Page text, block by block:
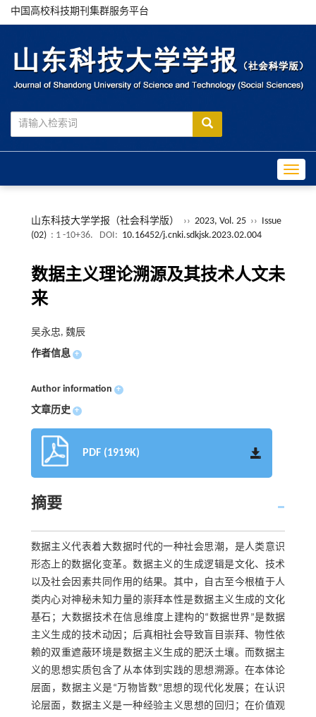
中国高校科技期刊集群服务平台
山东科技大学学报（社会科学版） ›› 2023, Vol. 25 ›› Issue
(02) : 1 -10+36. DOI: 10.16452/j.cnki.sdkjsk.2023.02.004
数据主义理论溯源及其技术人文未
来
吴永忠, 魏辰
作者信息 +
Author information +
文章历史 +
PDF (1919K)
摘要
数据主义代表着大数据时代的一种社会思潮，是人类意识
形态上的数据化变革。数据主义的生成逻辑是文化、技术
以及社会因素共同作用的结果。其中，自古至今根植于人
类内心对神秘未知力量的崇拜本性是数据主义生成的文化
基石；大数据技术在信息维度上建构的“数据世界”是数据
主义生成的技术动因；后真相社会导致盲目崇拜、物性依
赖的双重遮蔽环境是数据主义生成的肥沃土壤。而数据主
义的思想实质包含了从本体到实践的思想溯源。在本体论
层面，数据主义是“万物皆数”思想的现代化发展；在认识
论层面，数据主义是一种经验主义思想的回归；在价值观